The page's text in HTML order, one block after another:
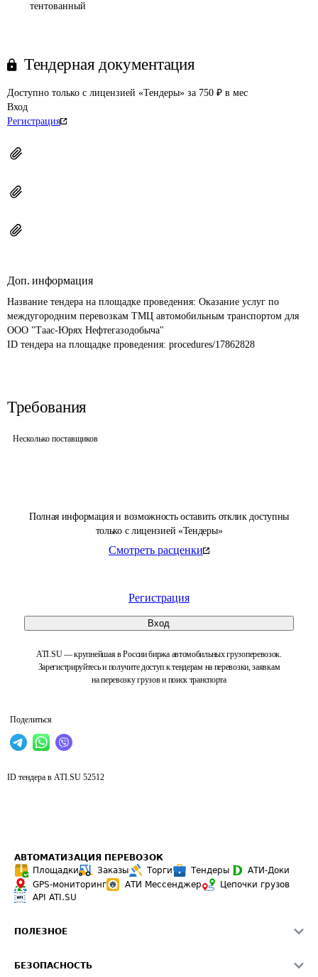
Полная информация и возможность оставить отклик доступны
только с лицензией «Тендеры»
Смотреть расценки
Регистрация
Вход
ATI.SU — крупнейшая в России биржа автомобильных грузоперевозок.
Зарегистрируйтесь и получите доступ к тендерам на перевозки, заявкам
на перевозку грузов и поиск транспорта
Поделиться
тентованный
Тендерная документация
Доступно только с лицензией «Тендеры» за 750 ₽ в мес
Вход
Регистрация
Доп. информация
Название тендера на площадке проведения: Оказание услуг по
междугородним перевозкам ТМЦ автомобильным транспортом для
ООО "Таас-Юрях Нефтегазодобыча"
ID тендера на площадке проведения: procedures/17862828
Требования
Несколько поставщиков
ID тендера в ATI.SU 52512
АВТОМАТИЗАЦИЯ ПЕРЕВОЗОК
Площадки
Заказы Торги Тендеры
АТИ-Доки
GPS-мониторинг
АТИ Мессенджер
Цепочки грузов
API ATI.SU
ПОЛЕЗНОЕ
БЕЗОПАСНОСТЬ